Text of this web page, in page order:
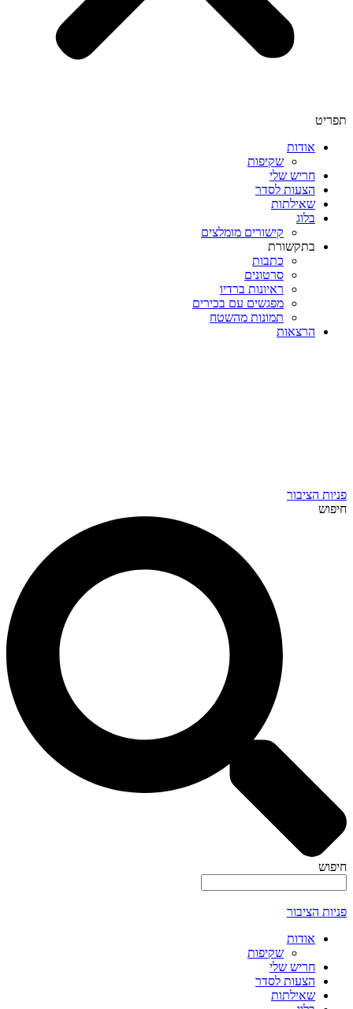
תפריט
אודות
שקיפות
חריש שלי
הצעות לסדר
שאילתות
בלוג
קישורים מומלצים
בתקשורת
כתבות
סרטונים
ראיונות ברדיו
מפגשים עם בכירים
תמונות מהשטח
הרצאות
פניות הציבור
חיפוש
חיפוש
פניות הציבור
אודות
שקיפות
חריש שלי
הצעות לסדר
שאילתות